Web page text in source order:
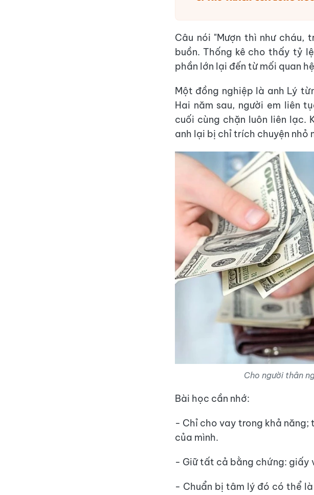
Câu nói "Mượn thì như cháu,
buồn. Thống kê cho thấy tỷ
phần lớn lại đến từ mối quan
Một đồng nghiệp là anh Lý
Hai năm sau, người em liên
cuối cùng chặn luôn liên lạc.
anh lại bị chỉ trích chuyện nhỏ
Cho người thân
Bài học cần nhớ:
- Chỉ cho vay trong khả năng;
của mình.
- Giữ tất cả bằng chứng: giấy
- Chuẩn bị tâm lý đó có thể